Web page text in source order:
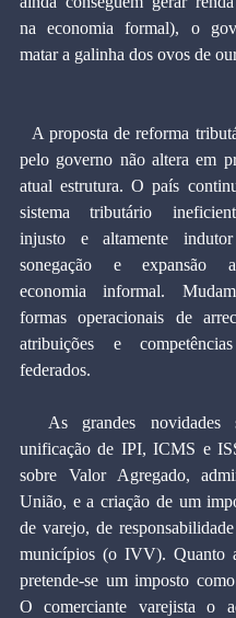
na economia formal), o
matar a galinha dos ovos de
pelo governo não altera em
atual estrutura. O país
sistema tributário
injusto e altamente
sonegação e expansão
economia informal.
formas operacionais de
atribuições e
federados.
unificação de IPI, ICMS e
sobre Valor Agregado,
União, e a criação de um
de varejo, de
municípios (o IVV). Quanto
pretende-se um imposto
O comerciante varejista o